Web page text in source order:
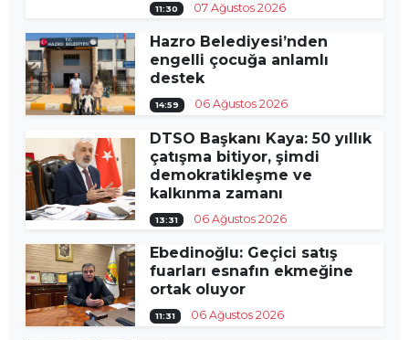
11:30 07 Ağustos 2026
Hazro Belediyesi’nden
engelli çocuğa anlamlı
destek
14:59 06 Ağustos 2026
DTSO Başkanı Kaya: 50 yıllık
çatışma bitiyor, şimdi
demokratikleşme ve
kalkınma zamanı
13:31 06 Ağustos 2026
Ebedinoğlu: Geçici satış
fuarları esnafın ekmeğine
ortak oluyor
11:31 06 Ağustos 2026